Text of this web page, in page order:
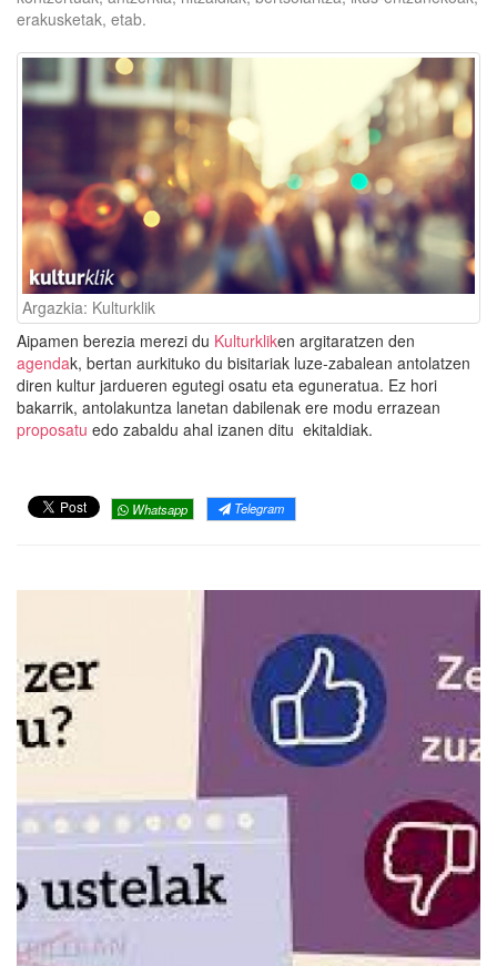
erakusketak, etab.
Argazkia: Kulturklik
Aipamen berezia merezi du Kulturkliken argitaratzen den
agendak, bertan aurkituko du bisitariak luze-zabalean antolatzen
diren kultur jardueren egutegi osatu eta eguneratua. Ez hori
bakarrik, antolakuntza lanetan dabilenak ere modu errazean
proposatu edo zabaldu ahal izanen ditu ekitaldiak.
Whatsapp Telegram